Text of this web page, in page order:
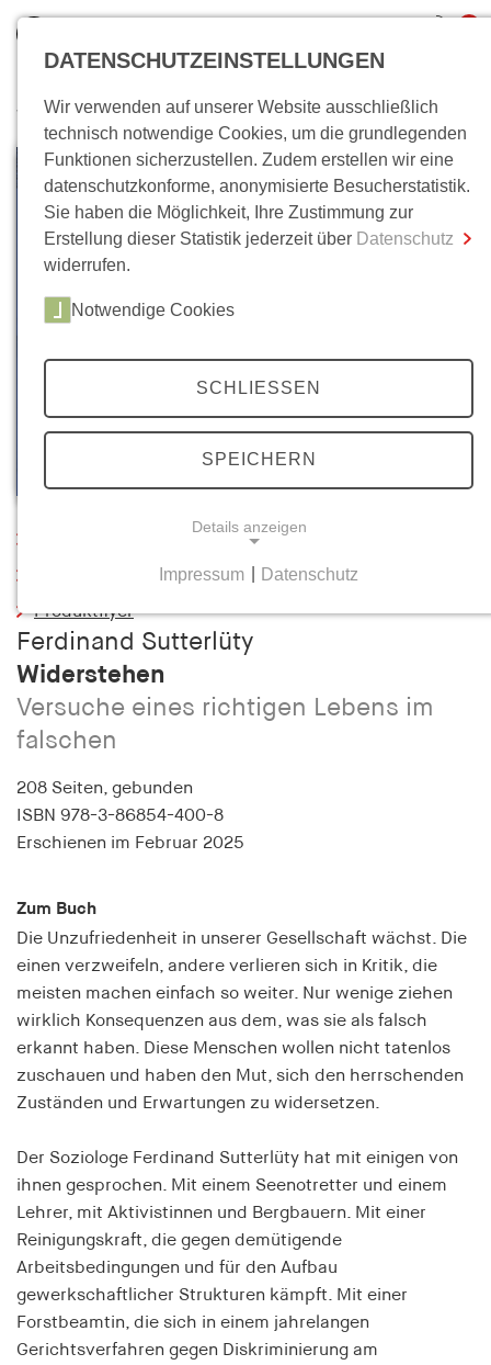
inkl. MwSt.
0,00 €
Zum Warenkorb Zur Kasse
Wo bin ich?
Inhaltsverzeichnis
Produktflyer
Ferdinand Sutterlüty
Widerstehen
Versuche eines richtigen Lebens im
falschen
208 Seiten, gebunden
ISBN 978-3-86854-400-8
Erschienen im Februar 2025
Zum Buch
Die Unzufriedenheit in unserer Gesellschaft wächst. Die
einen verzweifeln, andere verlieren sich in Kritik, die
meisten machen einfach so weiter. Nur wenige ziehen
wirklich Konsequenzen aus dem, was sie als falsch
erkannt haben. Diese Menschen wollen nicht tatenlos
zuschauen und haben den Mut, sich den herrschenden
Zuständen und Erwartungen zu widersetzen.
Der Soziologe Ferdinand Sutterlüty hat mit einigen von
ihnen gesprochen. Mit einem Seenotretter und einem
Lehrer, mit Aktivistinnen und Bergbauern. Mit einer
Reinigungskraft, die gegen demütigende
Arbeitsbedingungen und für den Aufbau
gewerkschaftlicher Strukturen kämpft. Mit einer
Forstbeamtin, die sich in einem jahrelangen
Gerichtsverfahren gegen Diskriminierung am
DATENSCHUTZEINSTELLUNGEN
Wir verwenden auf unserer Website ausschließlich
technisch notwendige Cookies, um die grundlegenden
Funktionen sicherzustellen. Zudem erstellen wir eine
datenschutzkonforme, anonymisierte Besucherstatistik.
Sie haben die Möglichkeit, Ihre Zustimmung zur
Erstellung dieser Statistik jederzeit über Datenschutz
widerrufen.
Notwendige Cookies
SCHLIESSEN
SPEICHERN
Details anzeigen
Notwendige Cookies helfen dabei, eine Webseite
nutzbar zu machen, indem sie Grundfunktionen
wie Seitennavigation und Zugriff auf sichere
Bereiche der Webseite ermöglichen. Die Webseite
kann ohne diese Cookies nicht richtig
cookie_consent
Name:
Anbieter:
hamburger-edition.de
Speichert den Zustimmungsstatus des Benutzers
für Cookies auf der aktuellen Domäne.
Cookie Laufzeit:
1 Jahr
fe_typo_user
Name:
Anbieter:
hamburger-edition.de
Cookie Laufzeit:
Sitzung
Impressum Datenschutz